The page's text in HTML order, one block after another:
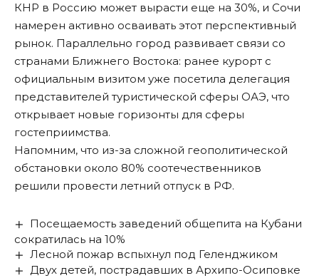
КНР в Россию может вырасти еще на 30%, и Сочи
намерен активно осваивать этот перспективный
рынок. Параллельно город развивает связи со
странами Ближнего Востока: ранее курорт с
официальным визитом уже посетила делегация
представителей туристической сферы ОАЭ, что
открывает новые горизонты для сферы
гостеприимства.
Напомним, что из-за сложной геополитической
обстановки около 80% соотечественников
решили провести летний отпуск в РФ.
Посещаемость заведений общепита на Кубани
сократилась на 10%
Лесной пожар вспыхнул под Геленджиком
Двух детей, пострадавших в Архипо-Осиповке